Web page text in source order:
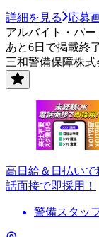
詳細を見る
応募
アルバイト・パー
あと6日で掲載終
三和警備保障株
高日給＆日払い
話面接で即採用！
警備スタッ